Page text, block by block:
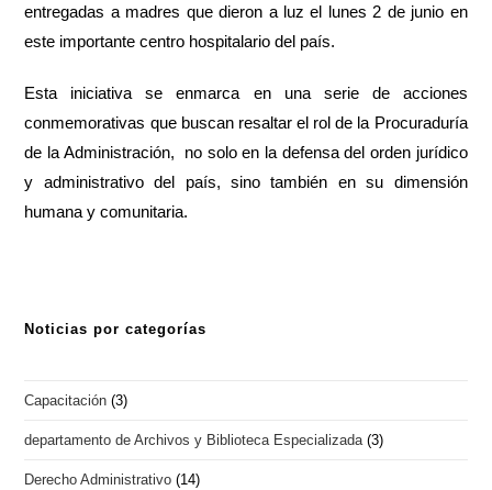
entregadas a madres que dieron a luz el lunes 2 de junio en
este importante centro hospitalario del país.
Esta iniciativa se enmarca en una serie de acciones
conmemorativas que buscan resaltar el rol de la Procuraduría
de la Administración, no solo en la defensa del orden jurídico
y administrativo del país, sino también en su dimensión
humana y comunitaria.
Noticias por categorías
Capacitación (3)
departamento de Archivos y Biblioteca Especializada (3)
Derecho Administrativo (14)